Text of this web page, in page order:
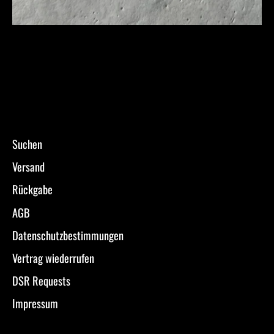
Suchen
Versand
Rückgabe
AGB
Datenschutzbestimmungen
Vertrag wiederrufen
DSR Requests
Impressum